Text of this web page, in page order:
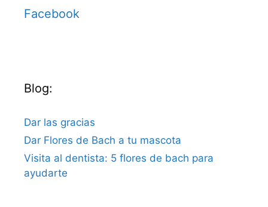
Facebook
Blog:
Dar las gracias
Dar Flores de Bach a tu mascota
Visita al dentista: 5 flores de bach para
ayudarte